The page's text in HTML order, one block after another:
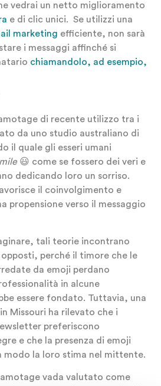
vedrai un netto miglioramento
e di clic unici. Se utilizzi una
marketing efficiente, non sarà
i messaggi affinché si
chiamandolo, ad esempio,
di recente utilizzo tra i
da uno studio australiano di
il quale gli esseri umani
😃 come se fossero dei veri e
dedicando loro un sorriso.
il coinvolgimento e
propensione verso il messaggio
tali teorie incontrano
perché il timore che le
da emoji perdano
in alcune
essere fondato. Tuttavia, una
Missouri ha rilevato che i
preferiscono
e che la presenza di emoji
modo la loro stima nel mittente.
vada valutato come